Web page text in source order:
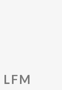
LFM